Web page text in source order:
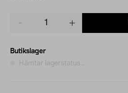
Butikslager
Hämtar lagerstatus...